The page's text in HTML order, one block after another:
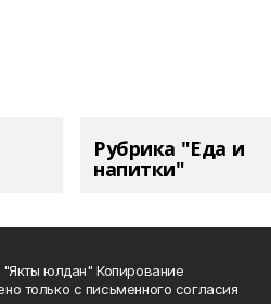
Рубрика "Еда и
напитки"
юлдан" Копирование
только с письменного согласия